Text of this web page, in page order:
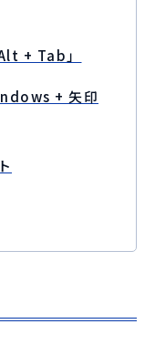
+ Tab」
+ 矢印